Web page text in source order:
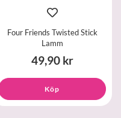
Four Friends Twisted Stick
Lamm
49,90 kr
Köp